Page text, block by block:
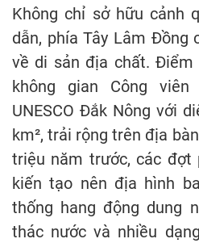
Không chỉ sở hữu cảnh
dẫn, phía Tây Lâm Đồng
về di sản địa chất. Điểm
không gian Công
UNESCO Đắk Nông với
km², trải rộng trên địa
triệu năm trước, các đợt
kiến tạo nên địa hình
thống hang động dung
thác nước và nhiều